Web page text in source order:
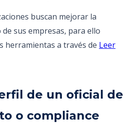
buscan mejorar la
sus empresas, para ello
herramientas a través de Leer
de un oficial de
o compliance